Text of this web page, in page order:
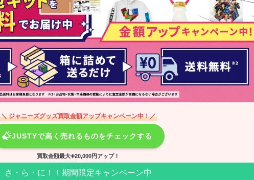
＼ ジャニーズグッズ買取金額アップキャンペーン中！／
JUSTYで高く売れるものをチェックする
買取金額最大➕20,000円アップ！
さ・ら・に！！期間限定キャンペーン中